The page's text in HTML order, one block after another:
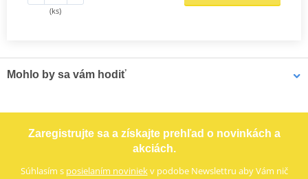
(ks)
Mohlo by sa vám hodiť
Zaregistrujte sa a získajte prehľad o novinkách a
akciách.
Súhlasím s posielaním noviniekv podobe Newslettru aby Vám nič